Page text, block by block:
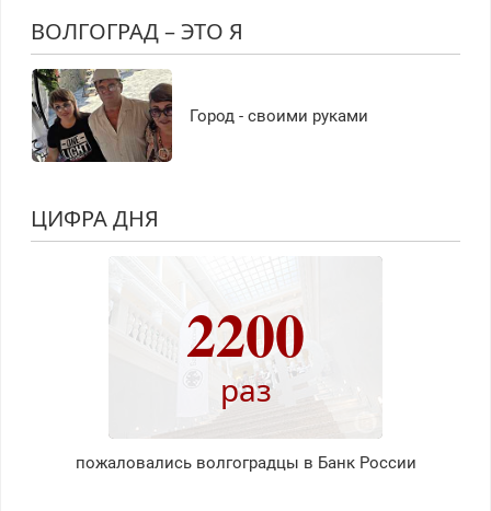
ВОЛГОГРАД – ЭТО Я
Город - своими руками
ЦИФРА ДНЯ
2200
раз
пожаловались волгоградцы в Банк России